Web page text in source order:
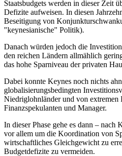
Staatsbudgets werden in dieser Zeit
Defizite aufweisen. In diesen
Beseitigung von
"keynesianische" Politik).
Danach würden jedoch die
den reichen Ländern allmählich
das hohe Sparniveau der privaten
Dabei konnte Keynes noch nichts
globalisierungsbedingten
Niedriglohnländer und von extremen
Finanzspekulanten und Manager.
In dieser Phase gehe es dann – nach
vor allem um die Koordination von
wirtschaftliches Gleichgewicht zu
Budgetdefizite zu vermeiden.